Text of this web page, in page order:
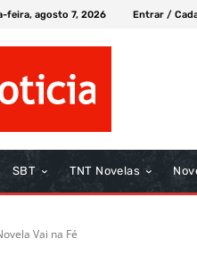
feira, agosto 7, 2026 Entrar /
SBT TNT Novelas
Vai na Fé